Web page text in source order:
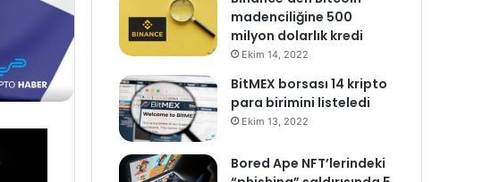
madenciliğine 500
milyon dolarlık kredi
Ekim 14, 2022
BitMEX borsası 14 kripto
para birimini listeledi
Ekim 13, 2022
Bored Ape NFT’lerindeki